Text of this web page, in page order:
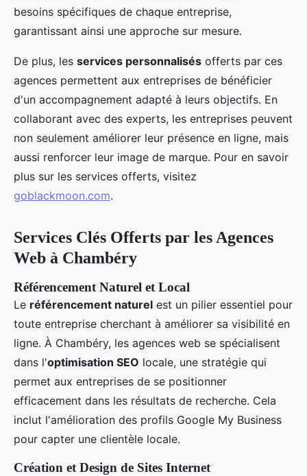
besoins spécifiques de chaque entreprise,
garantissant ainsi une approche sur mesure.
De plus, les services personnalisés offerts par ces
agences permettent aux entreprises de bénéficier
d'un accompagnement adapté à leurs objectifs. En
collaborant avec des experts, les entreprises peuvent
non seulement améliorer leur présence en ligne, mais
aussi renforcer leur image de marque. Pour en savoir
plus sur les services offerts, visitez
goblackmoon.com.
Services Clés Offerts par les Agences
Web à Chambéry
Référencement Naturel et Local
Le référencement naturel est un pilier essentiel pour
toute entreprise cherchant à améliorer sa visibilité en
ligne. À Chambéry, les agences web se spécialisent
dans l'optimisation SEO locale, une stratégie qui
permet aux entreprises de se positionner
efficacement dans les résultats de recherche. Cela
inclut l'amélioration des profils Google My Business
pour capter une clientèle locale.
Création et Design de Sites Internet